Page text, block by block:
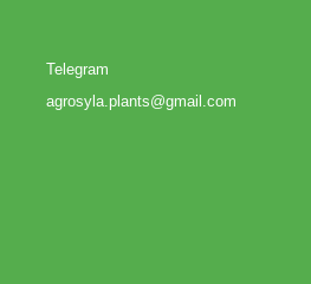
Telegram
agrosyla.plants@gmail.com